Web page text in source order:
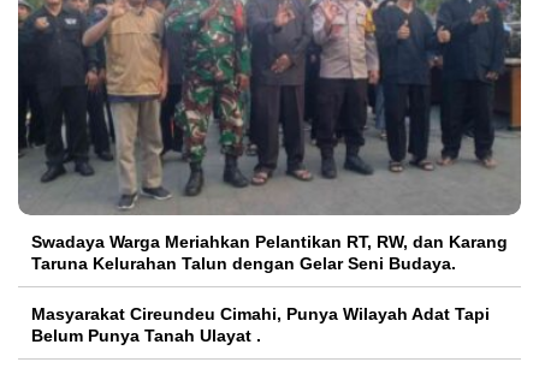
Swadaya Warga Meriahkan Pelantikan RT, RW, dan Karang
Taruna Kelurahan Talun dengan Gelar Seni Budaya.
Masyarakat Cireundeu Cimahi, Punya Wilayah Adat Tapi
Belum Punya Tanah Ulayat .